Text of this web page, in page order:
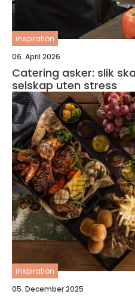
inspiration
06. April 2026
Catering asker: slik
selskap uten stress
inspiration
05. December 2025